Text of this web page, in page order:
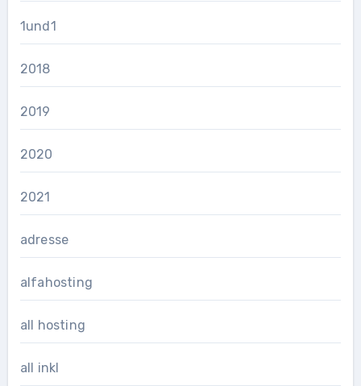
1und1
2018
2019
2020
2021
adresse
alfahosting
all hosting
all inkl